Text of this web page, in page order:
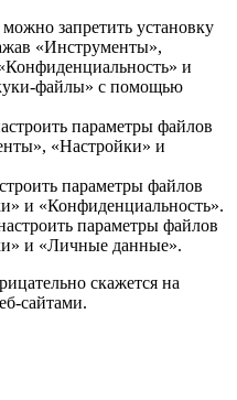
запретить установку
«Инструменты»,
и
файлы» с помощью
параметры файлов
«Настройки» и
параметры файлов
и «Конфиденциальность».
параметры файлов
и «Личные данные».
скажется на
сайтами.